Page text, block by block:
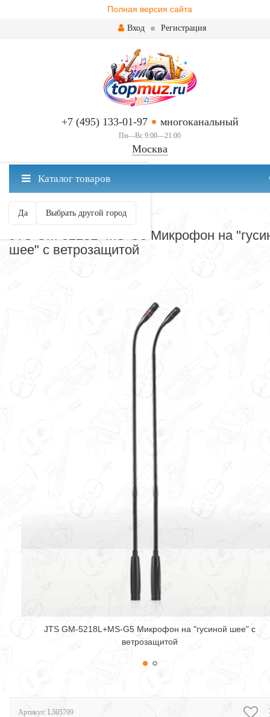
Полная версия сайта
Вход Регистрация
+7 (495) 133-01-97 многоканальный
Пн—Вс 9:00—21:00
Москва
Москва ваш город?
Да Выбрать другой город
Каталог товаров
КОРЗИНА
JTS GM-5218L+MS-G5 Микрофон на
шее" с ветрозащитой
JTS GM-5218L+MS-G5 Микрофон на "гусиной шее" с
ветрозащитой
Артикул: L505709